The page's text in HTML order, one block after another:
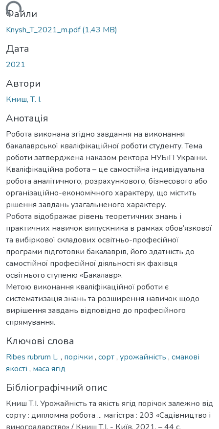
Файли
Knysh_T_2021_m.pdf(1,43 MB)
Дата
2021
Автори
Книш, Т. І.
Анотація
Робота виконана згідно завдання на виконання
бакалаврської кваліфікаційної роботи студенту. Тема
роботи затверджена наказом ректора НУБіП України.
Кваліфікаційна робота – це самостійна індивідуальна
робота аналітичного, розрахункового, бізнесового або
організаційно-економічного характеру, що містить
рішення завдань узагальненого характеру.
Робота відображає рівень теоретичних знань і
практичних навичок випускника в рамках обов’язкової
та вибіркової складових освітньо-професійної
програми підготовки бакалаврів, його здатність до
самостійної професійної діяльності як фахівця
освітнього ступеню «Бакалавр».
Метою виконання кваліфікаційної роботи є
систематизація знань та розширення навичок щодо
вирішення завдань відповідно до професійного
спрямування.
Ключові слова
Ribes rubrum L. , порічки , сорт, урожайність , смакові
якості , маса ягід
Бібліографічний опис
Книш Т.І. Урожайність та якість ягід порічок залежно від
сорту : дипломна робота ... магістра : 203 «Садівництво і